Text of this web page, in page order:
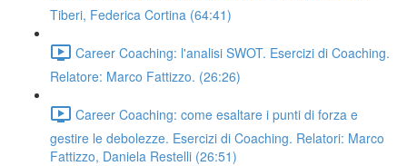
Tiberi, Federica Cortina (64:41)
Career Coaching: l'analisi SWOT. Esercizi di Coaching.
Relatore: Marco Fattizzo. (26:26)
Career Coaching: come esaltare i punti di forza e
gestire le debolezze. Esercizi di Coaching. Relatori: Marco
Fattizzo, Daniela Restelli (26:51)